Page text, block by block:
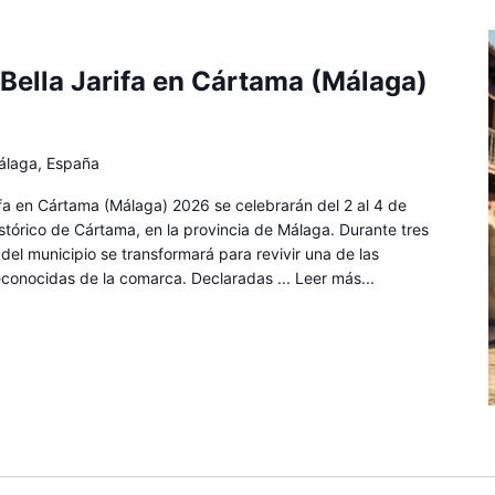
Jarifa en Cártama (Málaga)
España
en Cártama (Málaga) 2026 se celebrarán del 2 al 4 de
de Cártama, en la provincia de Málaga. Durante tres
municipio se transformará para revivir una de las
de la comarca. Declaradas ... Leer más...